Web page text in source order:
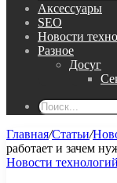
Аксессуары
SEO
Новости
Разное
Досуг
Главная/Статьи/
работает и зачем
Новости технологий